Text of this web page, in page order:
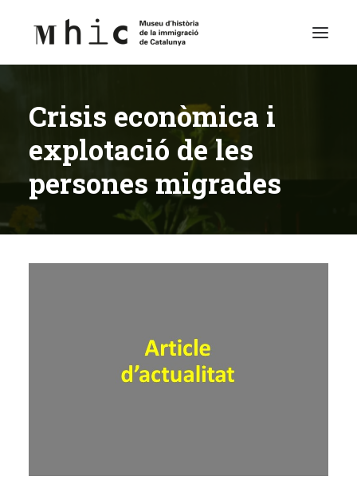
Museu
Visita’ns
Exposicions
Espai Educatiu
Continguts
Crisis econòmica i
explotació de les
persones migrades